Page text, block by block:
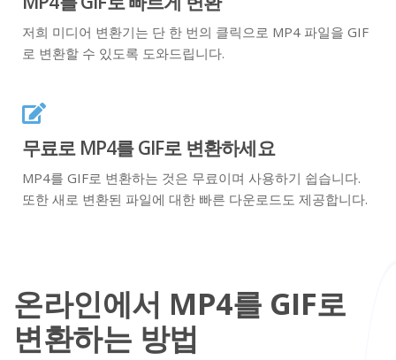
저희 미디어 변환기는 단 한 번의 클릭으로 MP4 파일을 GIF
로 변환할 수 있도록 도와드립니다.
무료로 MP4를 GIF로 변환하세요
MP4를 GIF로 변환하는 것은 무료이며 사용하기 쉽습니다.
또한 새로 변환된 파일에 대한 빠른 다운로드도 제공합니다.
온라인에서 MP4를 GIF로
변환하는 방법